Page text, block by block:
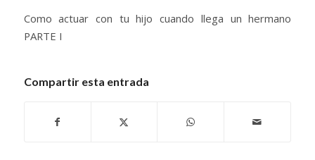
Como actuar con tu hijo cuando llega un hermano
PARTE I
Compartir esta entrada